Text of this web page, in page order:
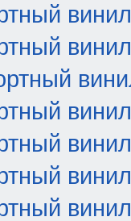
винил
винил
винил
винил
винил
винил